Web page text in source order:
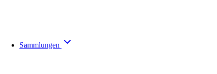
Sammlungen